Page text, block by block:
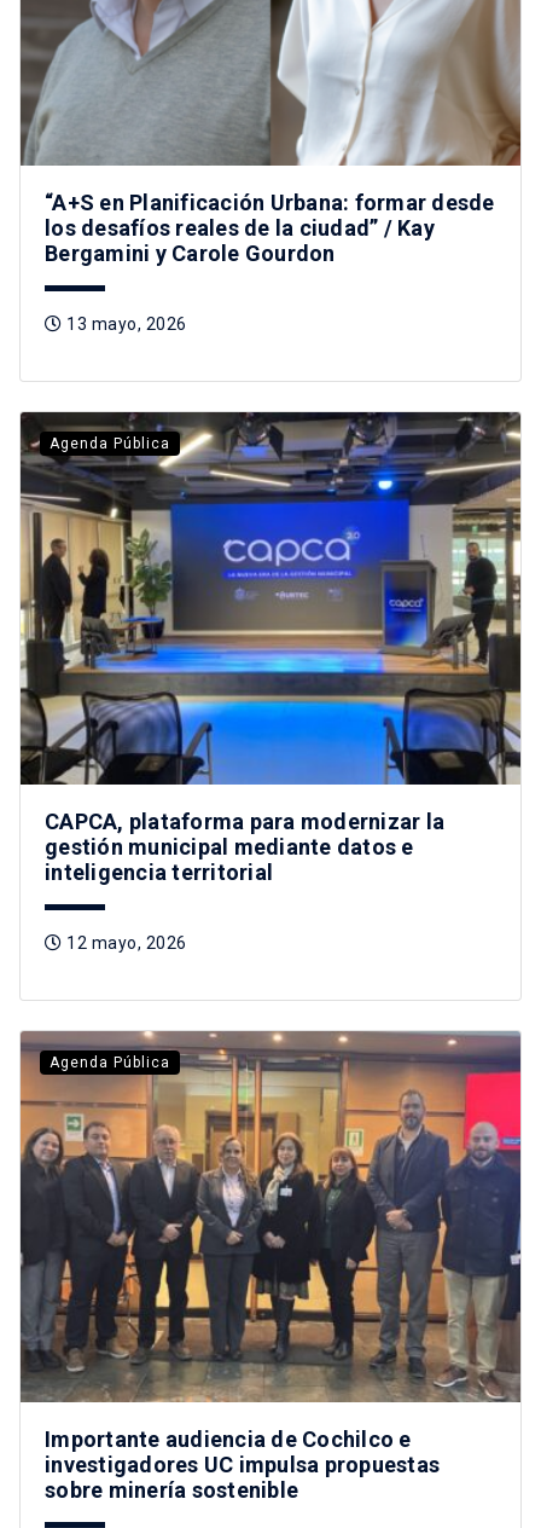
“A+S en Planificación Urbana: formar desde
los desafíos reales de la ciudad” / Kay
Bergamini y Carole Gourdon
13 mayo, 2026
Agenda Pública
CAPCA, plataforma para modernizar la
gestión municipal mediante datos e
inteligencia territorial
12 mayo, 2026
Agenda Pública
Importante audiencia de Cochilco e
investigadores UC impulsa propuestas
sobre minería sostenible